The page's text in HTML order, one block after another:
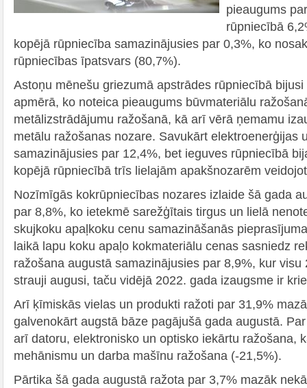
pieaugums
rūpniecībā
kopējā rūpniecība samazinājusies par 0,3%, ko
rūpniecības īpatsvars (80,7%).
Astoņu mēnešu griezumā apstrādes rūpniecībā
apmērā, ko noteica pieaugums būvmateriālu
metālizstrādājumu ražošanā, kā arī vērā ņemamu
metālu ražošanas nozare. Savukārt elektroenerģijas
samazinājusies par 12,4%, bet ieguves rūpniecībā
kopējā rūpniecībā trīs lielajām apakšnozarēm
Nozīmīgās kokrūpniecības nozares izlaide šā gada
par 8,8%, ko ietekmē sarežģītais tirgus un lielā
skujkoku apaļkoku cenu samazināšanās
laikā lapu koku apaļo kokmateriālu cenas sasniedz
ražošana augustā samazinājusies par 8,9%, kur visu
strauji augusi, taču vidējā 2022. gada izaugsme ir
Arī ķīmiskās vielas un produkti ražoti par 31,9%
galvenokārt augstā bāze pagājušā gada augustā.
arī datoru, elektronisko un optisko iekārtu ražošana,
mehānismu un darba mašīnu ražošana (-21,5%).
Pārtika šā gada augustā ražota par 3,7% mazāk